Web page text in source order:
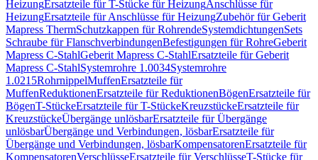
HeizungErsatzteile für T-Stücke für HeizungAnschlüsse für
HeizungErsatzteile für Anschlüsse für HeizungZubehör für Geberit
Mapress ThermSchutzkappen für RohrendeSystemdichtungenSets
Schraube für FlanschverbindungenBefestigungen für RohreGeberit
Mapress C-StahlGeberit Mapress C-StahlErsatzteile für Geberit
Mapress C-StahlSystemrohre 1.0034Systemrohre
1.0215RohrnippelMuffenErsatzteile für
MuffenReduktionenErsatzteile für ReduktionenBögenErsatzteile für
BögenT-StückeErsatzteile für T-StückeKreuzstückeErsatzteile für
KreuzstückeÜbergänge unlösbarErsatzteile für Übergänge
unlösbarÜbergänge und Verbindungen, lösbarErsatzteile für
Übergänge und Verbindungen, lösbarKompensatorenErsatzteile für
KompensatorenVerschlüsseErsatzteile für VerschlüsseT-Stücke für